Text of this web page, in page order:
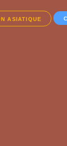
ASIATIQUE